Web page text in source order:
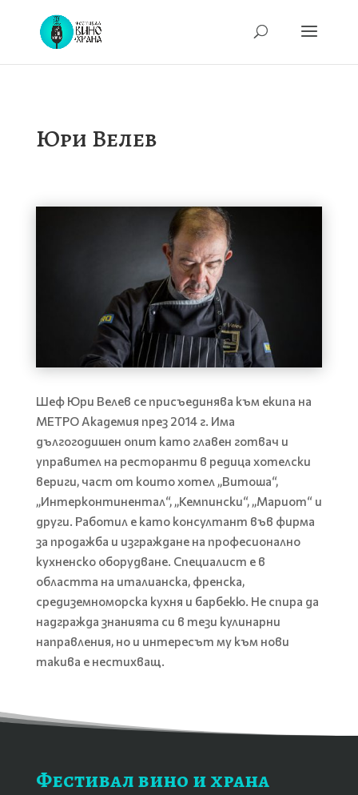
Юри Велев
Шеф Юри Велев се присъединява към екипа на
МЕТРО Академия през 2014 г. Има
дългогодишен опит като главен готвач и
управител на ресторанти в редица хотелски
вериги, част от които хотел „Витоша“,
„Интерконтинентал“, „Кемпински“, „Мариот“ и
други. Работил е като консултант във фирма
за продажба и изграждане на професионално
кухненско оборудване. Специалист е в
областта на италианска, френска,
средиземноморска кухня и барбекю. Не спира да
надгражда знанията си в тези кулинарни
направления, но и интересът му към нови
такива е нестихващ.
Фестивал вино и храна